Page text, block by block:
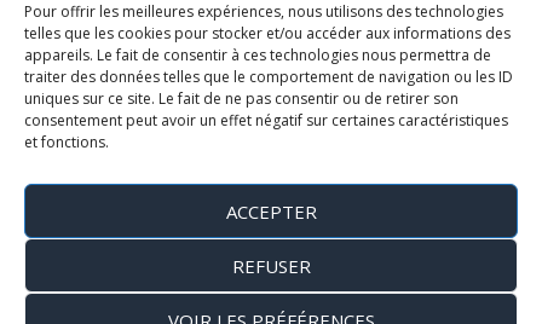
Pour offrir les meilleures expériences, nous utilisons des technologies
telles que les cookies pour stocker et/ou accéder aux informations des
appareils. Le fait de consentir à ces technologies nous permettra de
traiter des données telles que le comportement de navigation ou les ID
uniques sur ce site. Le fait de ne pas consentir ou de retirer son
consentement peut avoir un effet négatif sur certaines caractéristiques
et fonctions.
ACCEPTER
REFUSER
Agrafes métalliques 20-20-20 - Lot de 100
FABRICATION EUROPÉENNE
5sur 5
par Ai Lang TRAN
Agrafes métalliques 20-20-20 - Lot de 100
Toile hors sol - paillage
Noir 100 g/m² / 1.05 x 100 m
FABRICATION EUROPÉENNE